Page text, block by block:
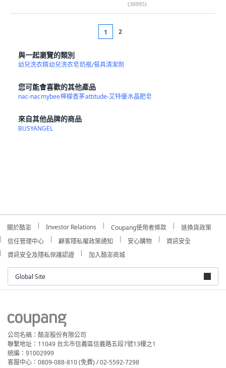
(36995)
1 2
與一起瀏覽的類別
幼兒洗衣精幼兒洗衣皂奶瓶/餐具清潔劑
您可能會喜歡的其他產品
nac-nacmybee檸檬香茅attitude-艾特優水晶肥皂
來自其他品牌的商品
BUSYANGEL
關於酷澎 Investor Relations Coupang使用者條款
退換貨政策
信任管理中心
顧客隱私權政策通知 安心購物
資訊安全
資訊安全及隱私保護認證
加入酷澎商城
Global Site
公司名稱：酷澎股份有限公司
聯繫地址：11049 台北市信義區信義路五段7號13樓之1
統編：91002999
客服中心：0809-088-810 (免費) / 02-5592-7298